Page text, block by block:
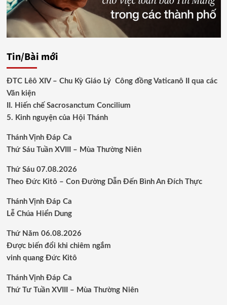
Tin/Bài mới
ĐTC Lêô XIV – Chu Kỳ Giáo Lý Công đồng Vaticanô II qua các
Văn kiện
II. Hiến chế Sacrosanctum Concilium
5. Kinh nguyện của Hội Thánh
Thánh Vịnh Đáp Ca
Thứ Sáu Tuần XVIII – Mùa Thường Niên
Thứ Sáu 07.08.2026
Theo Đức Kitô – Con Đường Dẫn Đến Bình An Đích Thực
Thánh Vịnh Đáp Ca
Lễ Chúa Hiển Dung
Thứ Năm 06.08.2026
Được biến đổi khi chiêm ngắm
vinh quang Đức Kitô
Thánh Vịnh Đáp Ca
Thứ Tư Tuần XVIII – Mùa Thường Niên